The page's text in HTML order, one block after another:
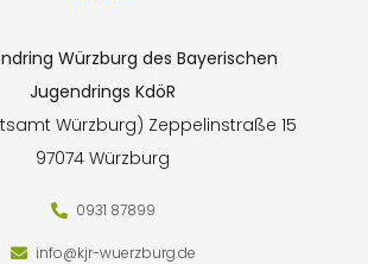
Würzburg des Bayerischen
Jugendrings KdöR
Würzburg) Zeppelinstraße 15
97074 Würzburg
0931 87899
info@kjr-wuerzburg.de